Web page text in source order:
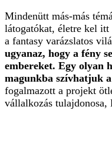
Mindenütt más-más
látogatókat, életre kel
a fantasy varázslatos
ugyanaz, hogy a fény
embereket. Egy olyan
magunkba szívhatjuk
fogalmazott a projekt
vállalkozás tulajdonosa,